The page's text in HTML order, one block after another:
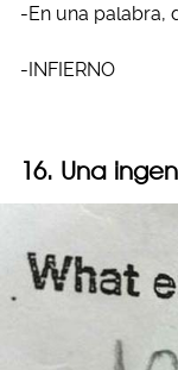
-En una palabra,
-INFIERNO
16. Una